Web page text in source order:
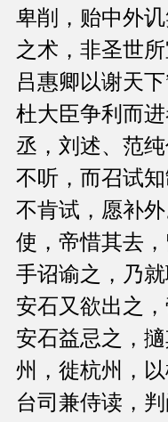
卑削，贻中外
之术，非圣世
吕惠卿以谢天
杜大臣争利而
丞，刘述、范
不听，而召试
不肯试，愿补
使，帝惜其去
手诏谕之，乃
安石又欲出之
安石益忌之，
州，徙杭州，
台司兼侍读，